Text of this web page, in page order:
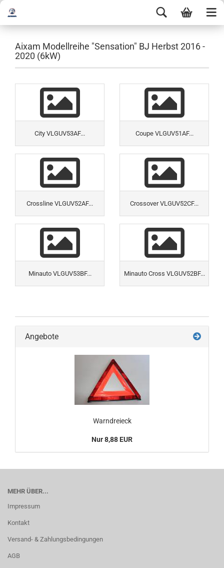
Aixam Modellreihe "Sensation" BJ Herbst 2016 -
2020 (6kW)
City VLGUV53AF... Coupe VLGUV51AF...
Crossline VLGUV52AF... Crossover VLGUV52CF...
Minauto VLGUV53BF... Minauto Cross VLGUV52BF...
Angebote
Warndreieck
Nur 8,88 EUR
MEHR ÜBER...
Impressum
Kontakt
Versand- & Zahlungsbedingungen
AGB